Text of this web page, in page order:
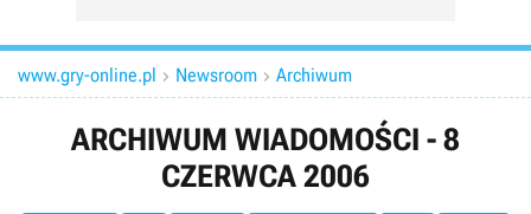
www.gry-online.pl  Newsroom  Archiwum
ARCHIWUM WIADOMOŚCI - 8
CZERWCA 2006